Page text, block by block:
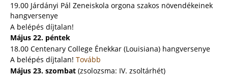
19.00 Járdányi Pál Zeneiskola orgona szakos növendékeinek
hangversenye
A belépés díjtalan!
Május 22. péntek
18.00 Centenary College Énekkar (Louisiana) hangversenye
A belépés díjtalan! Tovább
Május 23. szombat (zsolozsma: IV. zsoltárhét)